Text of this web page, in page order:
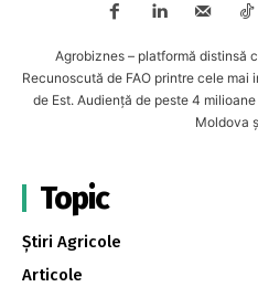
Agrobiznes – platformă distinsă
Recunoscută de FAO printre cele
de Est. Audiență de peste 4
Moldova
Topic
Știri Agricole
Articole